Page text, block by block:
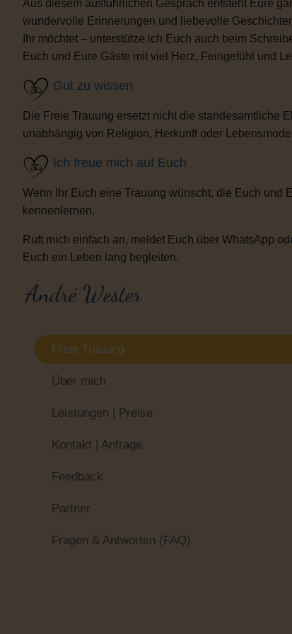
Freie Trauung
Über mich
Leistungen | Preise
Kontakt | Anfrage
Feedback
Partner
Fragen & Antworten (FAQ)
Aus diesem ausführlichen Gespräch entsteht Eure
wundervolle Erinnerungen und liebevolle
Ihr möchtet – unterstütze ich Euch auch beim
Euch und Eure Gäste mit viel Herz, Feingefühl und
Gut zu wissen
Die Freie Trauung ersetzt nicht die standesamtliche
unabhängig von Religion, Herkunft oder
Ich freue mich auf Euch
Wenn Ihr Euch eine Trauung wünscht, die Euch und
kennenlernen.
Ruft mich einfach an, meldet Euch über WhatsApp
Euch ein Leben lang begleiten.